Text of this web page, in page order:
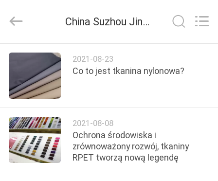
DOM
PRODUKTY
O
NAS
WYCIECZKA
Textile
Co.,Ltd.
Reserved.
China Suzhou Jingang Textile Co.,Ltd wiadomości z firmy
2021-08-23
Co to jest tkanina nylonowa?
2021-08-08
Ochrona środowiska i
zrównoważony rozwój, tkaniny
RPET tworzą nową legendę